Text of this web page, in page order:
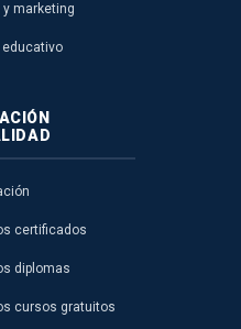
marketing
educativo
certificados
diplomas
cursos gratuitos